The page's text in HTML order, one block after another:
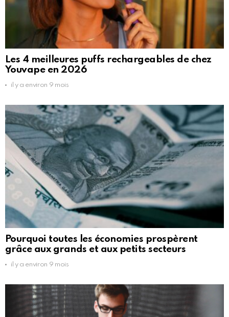
Les 4 meilleures puffs rechargeables de chez
Youvape en 2026
il y a environ 9 mois
Pourquoi toutes les économies prospèrent
grâce aux grands et aux petits secteurs
il y a environ 9 mois